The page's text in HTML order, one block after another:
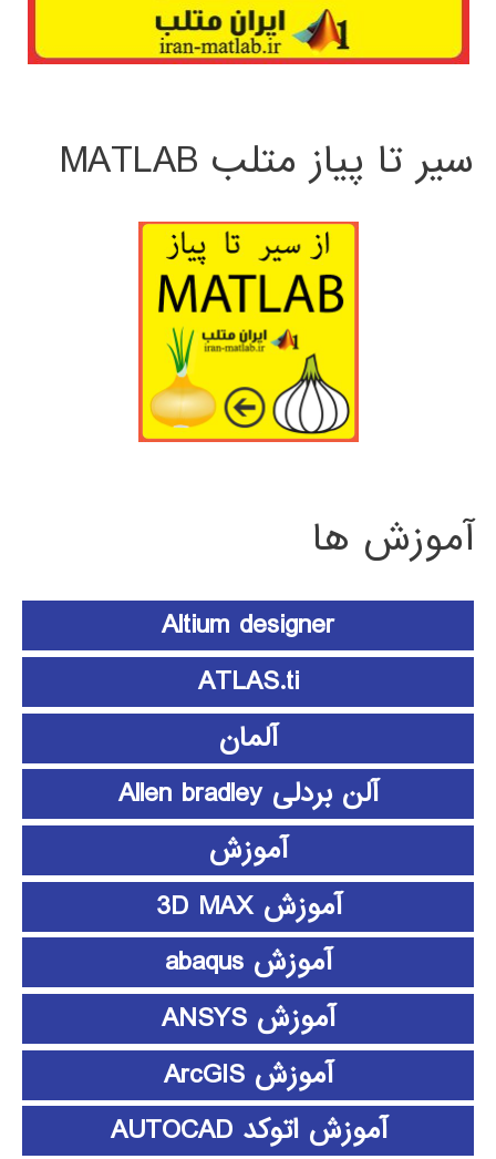
سیر تا پیاز متلب MATLAB
آموزش ها
Altium designer
ATLAS.ti
آلمان
آلن بردلی Allen bradley
آموزش
آموزش 3D MAX
آموزش abaqus
آموزش ANSYS
آموزش ArcGIS
آموزش اتوکد AUTOCAD